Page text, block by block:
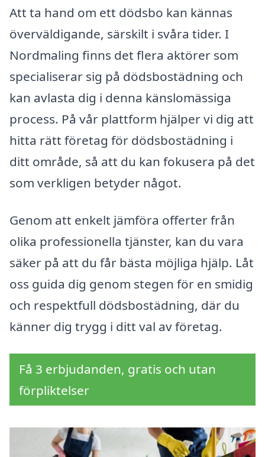
Att ta hand om ett dödsbo kan kännas
överväldigande, särskilt i svåra tider. I
Nordmaling finns det flera aktörer som
specialiserar sig på dödsbostädning och
kan avlasta dig i denna känslomässiga
process. På vår plattform hjälper vi dig att
hitta rätt företag för dödsbostädning i
ditt område, så att du kan fokusera på det
som verkligen betyder något.
Genom att enkelt jämföra offerter från
olika professionella tjänster, kan du vara
säker på att du får bästa möjliga hjälp. Låt
oss guida dig genom stegen för en smidig
och respektfull dödsbostädning, där du
känner dig trygg i ditt val av företag.
Få 3 erbjudanden, gratis och utan
förpliktelser